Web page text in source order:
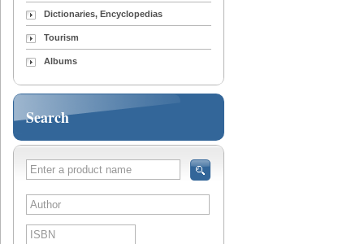
Dictionaries, Encyclopedias
Tourism
Albums
Search